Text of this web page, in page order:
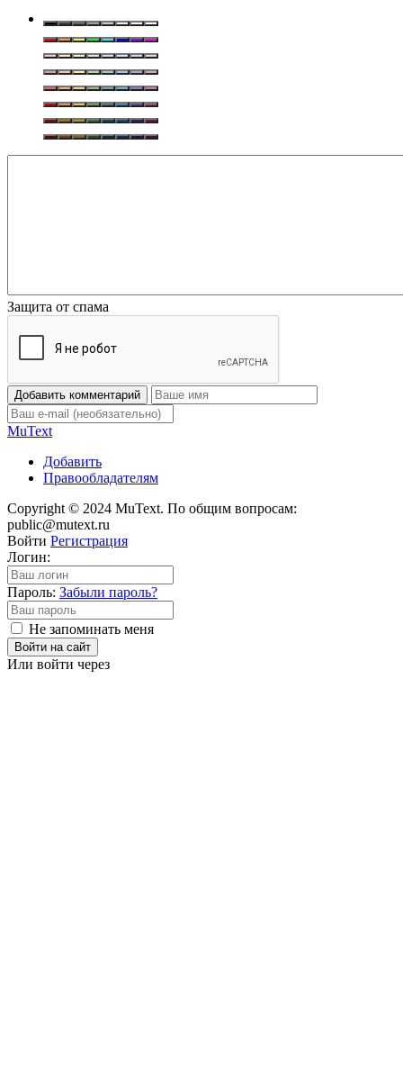
Защита от спама
Добавить комментарий
MuText
Добавить
Правообладателям
Copyright © 2024 MuText. По общим вопросам:
public@mutext.ru
Войти Регистрация
Логин:
Пароль: Забыли пароль?
Не запоминать меня
Войти на сайт
Или войти через